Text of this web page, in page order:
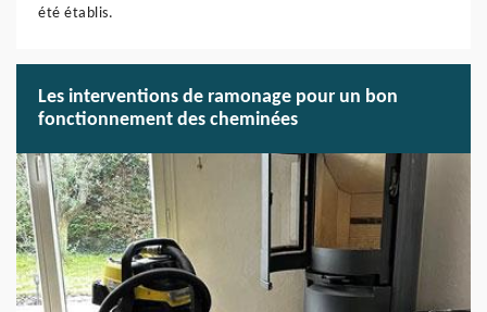
été établis.
Les interventions de ramonage pour un bon
fonctionnement des cheminées